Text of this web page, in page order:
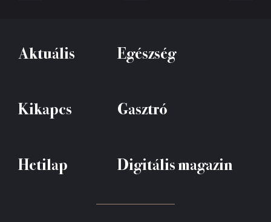
Aktuális Egészség
Kikapcs Gasztró
Hetilap Digitális magazin